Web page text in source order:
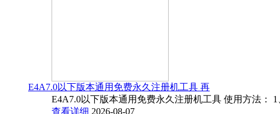
E4A7.0以下版本通用免费永久注册机工具 再
E4A7.0以下版本通用免费永久注册机工具 使用方法：
查看详细 2026-08-07